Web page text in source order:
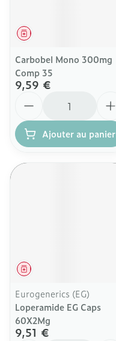
Médicament
Carbobel Mono 300mg
Comp 35
9,59 €
Ajouter au panier
Médicament
Eurogenerics (EG)
Loperamide EG Caps
60X2Mg
9,51 €